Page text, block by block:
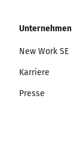
Unternehmen
New Work SE
Karriere
Presse